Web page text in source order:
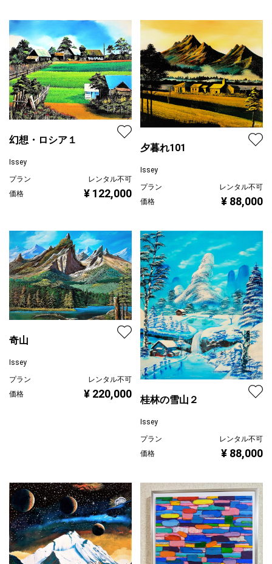
幻想・ロシア１
Issey
プラン
レンタル不可
価格
¥ 122,000
夕暮れ101
Issey
プラン
レンタル不可
価格
¥ 88,000
奇山
Issey
プラン
レンタル不可
価格
¥ 220,000 桂林の雪山２
Issey
プラン
レンタル不可
価格
¥ 88,000